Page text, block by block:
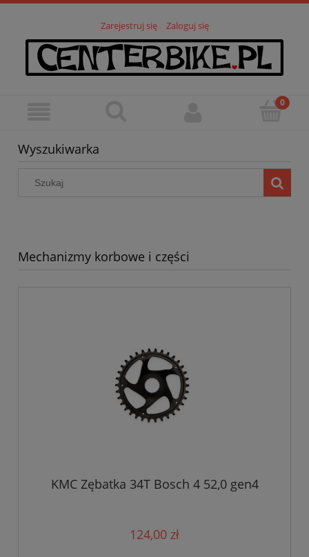
Zarejestruj się Zaloguj się
Wyszukiwarka
Mechanizmy korbowe i części
KMC Zębatka 34T Bosch 4 52,0 gen4
124,00 zł